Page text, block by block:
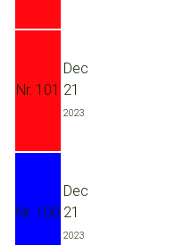
Nr. 101
Dec
21
2023
Nr. 100
Dec
21
2023